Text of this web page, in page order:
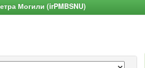
Могили (irPMBSNU)